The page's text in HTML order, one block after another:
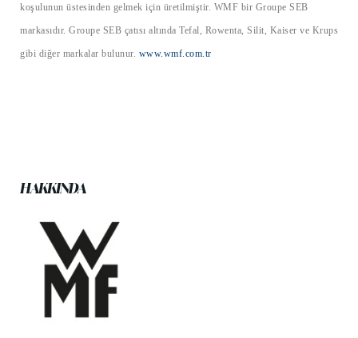
koşulunun üstesinden gelmek için üretilmiştir. WMF bir Groupe SEB
markasıdır. Groupe SEB çatısı altında Tefal, Rowenta, Silit, Kaiser ve Krups
gibi diğer markalar bulunur. www.wmf.com.tr
HAKKINDA